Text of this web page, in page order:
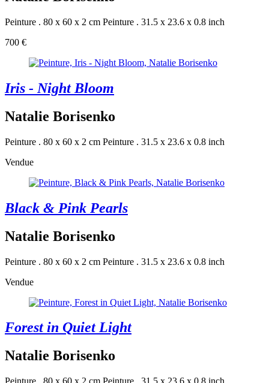
Peinture . 80 x 60 x 2 cm Peinture . 31.5 x 23.6 x 0.8 inch
700 €
Iris - Night Bloom
Natalie Borisenko
Peinture . 80 x 60 x 2 cm Peinture . 31.5 x 23.6 x 0.8 inch
Vendue
Black & Pink Pearls
Natalie Borisenko
Peinture . 80 x 60 x 2 cm Peinture . 31.5 x 23.6 x 0.8 inch
Vendue
Forest in Quiet Light
Natalie Borisenko